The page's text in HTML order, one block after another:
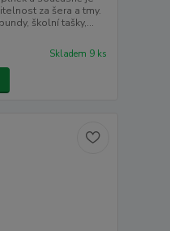
za šera a tmy.
školní tašky,...
Skladem 9 ks